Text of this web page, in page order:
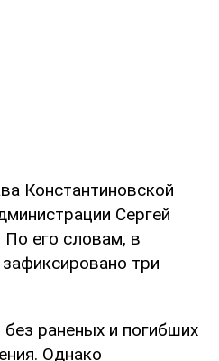
Константиновской
Сергей
По его словам, в
три
раненых и погибших
Однако